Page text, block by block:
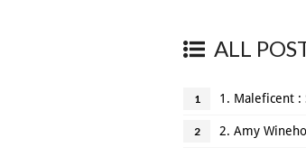
ALL
1 1. Maleficent :
2 2. Amy